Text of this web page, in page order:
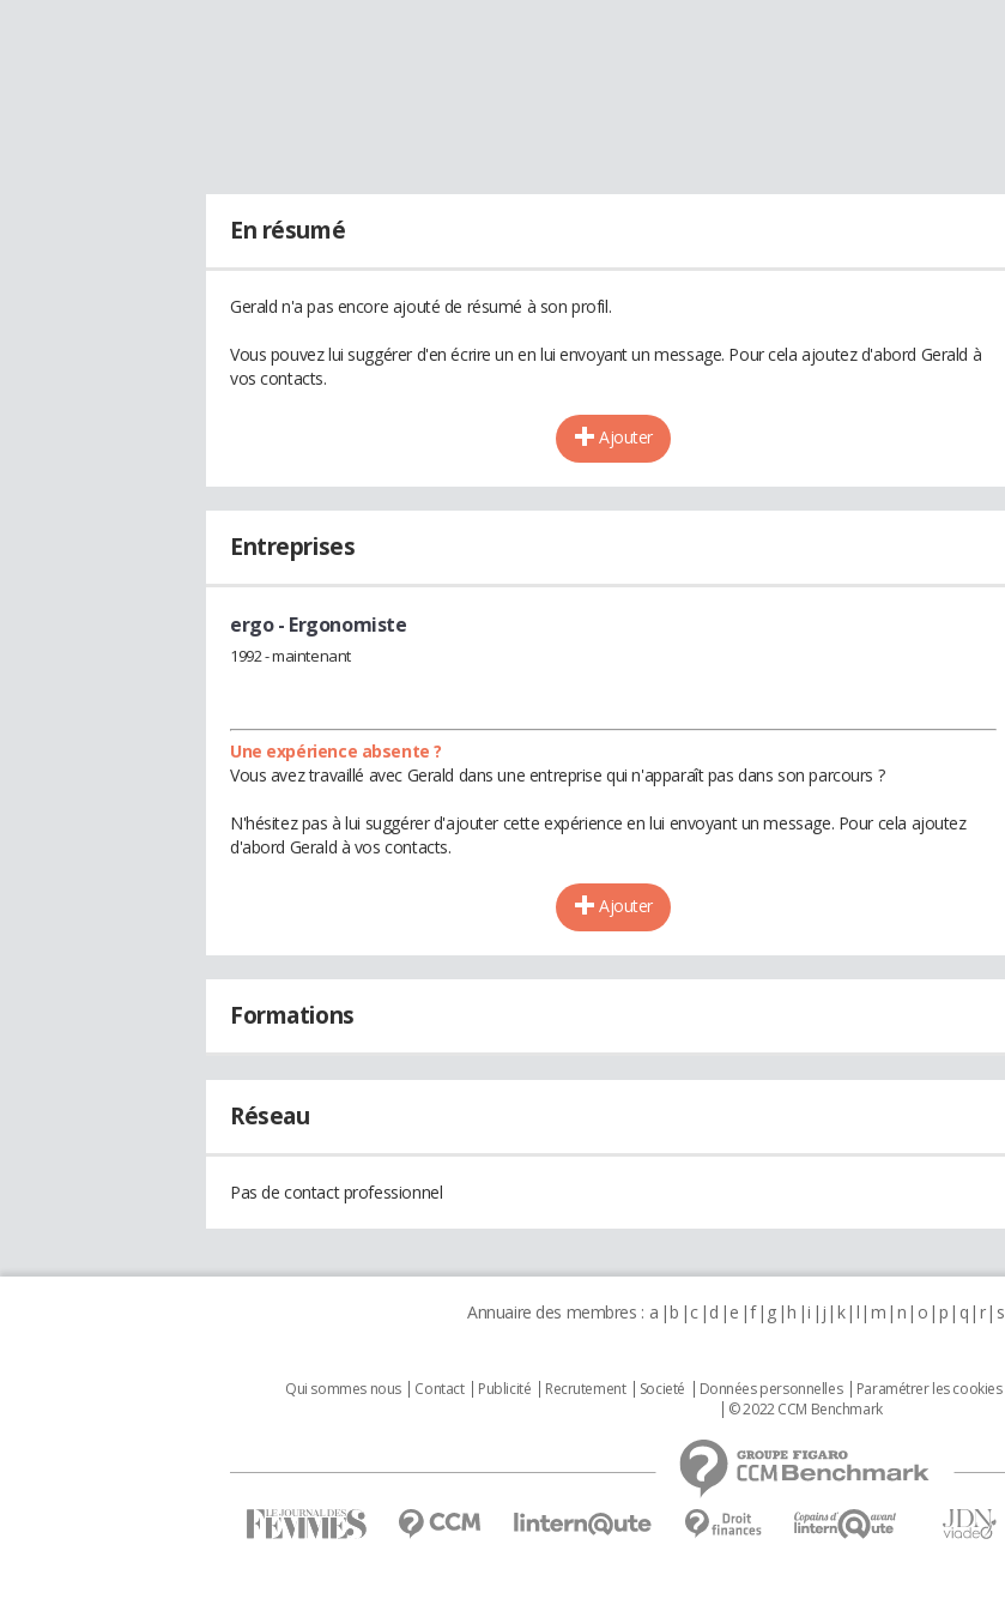
En résumé
Gerald n'a pas encore ajouté de résumé à son profil.
Vous pouvez lui suggérer d'en écrire un en lui envoyant un message. Pour cela ajoutez d'abord Gerald à
vos contacts.
Ajouter
Entreprises
ergo- Ergonomiste
1992 - maintenant
Une expérience absente ?
Vous avez travaillé avec Gerald dans une entreprise qui n'apparaît pas dans son parcours ?
N'hésitez pas à lui suggérer d'ajouter cette expérience en lui envoyant un message. Pour cela ajoutez
d'abord Gerald à vos contacts.
Ajouter
Formations
Réseau
Pas de contact professionnel
Annuaire des membres : a b c d e f g h i j k l m n o p q r s
Qui sommes nous Contact Publicité Recrutement Societé Données personnelles Paramétrer les cookies
© 2022 CCM Benchmark